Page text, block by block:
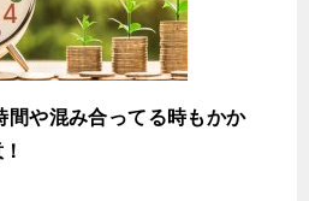
間や混み合ってる時もかか